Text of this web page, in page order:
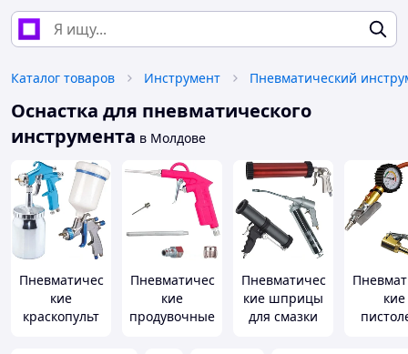
Каталог товаров Инструмент Пневматический
Оснастка для пневматического
инструмента в Молдове
Пневматичес
кие
краскопульт
Пневматичес
кие
продувочные
Пневматичес
кие шприцы
для смазки
кие